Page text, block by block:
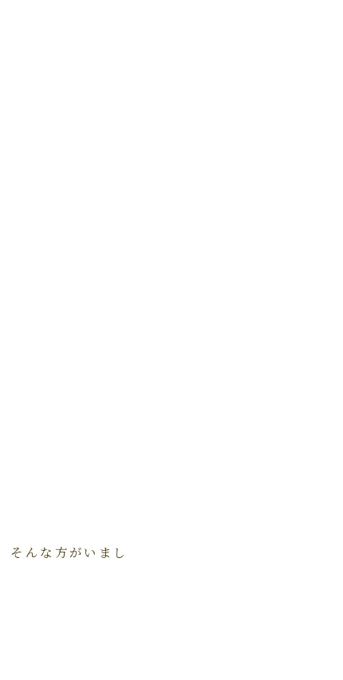
そんな方がいまし